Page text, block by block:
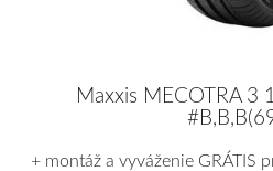
Maxxis MECOTRA 3
+ montáž a vyváženie GRÁTIS